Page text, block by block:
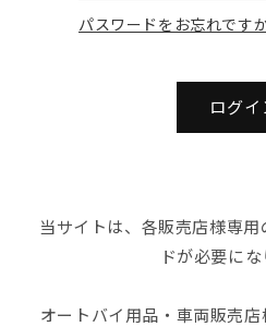
パスワードをお忘れです
ログイ
当サイトは、各販売店様専
ドが必要にな
オートバイ用品・車両販売